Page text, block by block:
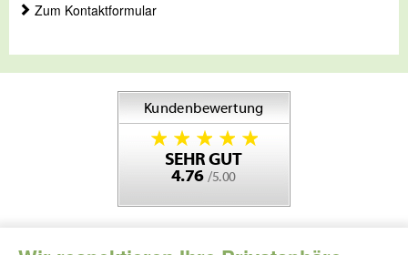
Zum Kontaktformular